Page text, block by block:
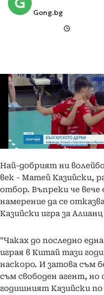
Gong.bg
Най-добрият ни
век - Матей Казийски,
отбор. Въпреки че вече
намерение да се
Казийски игра за
"Чаках до последно
играя в Китай тази
наскоро. И затова съм
съм свободен агент, но
годишният Казийски по